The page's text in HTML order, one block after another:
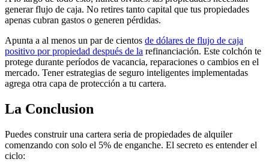
generar flujo de caja. No retires tanto capital que tus propiedades
apenas cubran gastos o generen pérdidas.
Apunta a al menos un par de cientos de dólares de flujo de caja
positivo por propiedad después de la refinanciación. Este colchón te
protege durante períodos de vacancia, reparaciones o cambios en el
mercado. Tener estrategias de seguro inteligentes implementadas
agrega otra capa de protección a tu cartera.
La Conclusion
Puedes construir una cartera seria de propiedades de alquiler
comenzando con solo el 5% de enganche. El secreto es entender el
ciclo: